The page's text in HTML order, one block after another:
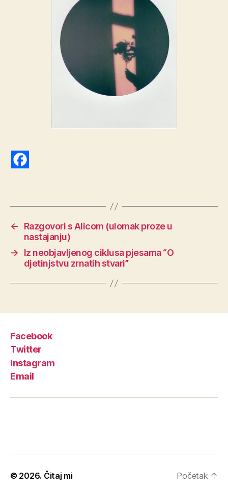
←
Razgovori s Alicom (ulomak proze u
nastajanju)
→
Iz neobjavljenog ciklusa pjesama “O
djetinjstvu zrnatih stvari”
Facebook
Twitter
Instagram
Email
© 2026. Čitaj mi Početak ↑